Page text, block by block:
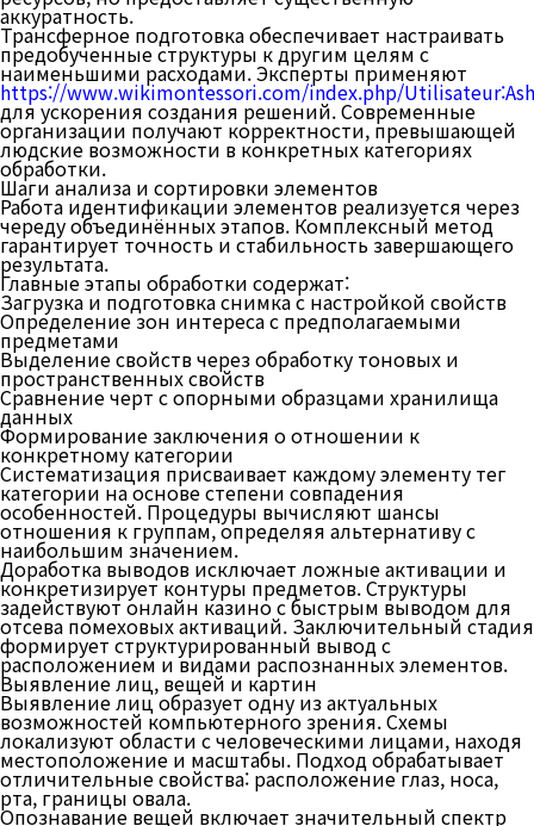
аккуратность.
Трансферное подготовка обеспечивает настраивать
предобученные структуры к другим целям с
наименьшими расходами. Эксперты применяют
https://www.wikimontessori.com/index.php/
для ускорения создания решений. Современные
организации получают корректности, превышающей
людские возможности в конкретных категориях
обработки.
Шаги анализа и сортировки элементов
Работа идентификации элементов реализуется через
череду объединённых этапов. Комплексный метод
гарантирует точность и стабильность завершающего
результата.
Главные этапы обработки содержат:
Загрузка и подготовка снимка с настройкой свойств
Определение зон интереса с предполагаемыми
предметами
Выделение свойств через обработку тоновых и
пространственных свойств
Сравнение черт с опорными образцами хранилища
данных
Формирование заключения о отношении к
конкретному категории
Систематизация присваивает каждому элементу тег
категории на основе степени совпадения
особенностей. Процедуры вычисляют шансы
отношения к группам, определяя альтернативу с
наибольшим значением.
Доработка выводов исключает ложные активации и
конкретизирует контуры предметов. Структуры
задействуют онлайн казино с быстрым выводом для
отсева помеховых активаций. Заключительный стадия
формирует структурированный вывод с
расположением и видами распознанных элементов.
Выявление лиц, вещей и картин
Выявление лиц образует одну из актуальных
возможностей компьютерного зрения. Схемы
локализуют области с человеческими лицами, находя
местоположение и масштабы. Подход обрабатывает
отличительные свойства: расположение глаз, носа,
рта, границы овала.
Опознавание вещей включает значительный спектр